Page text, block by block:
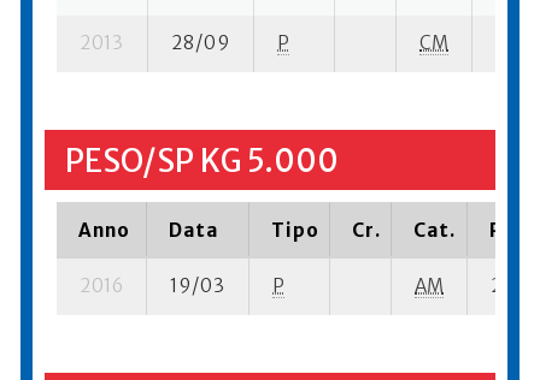
2013 28/09 P CM
PESO/SP KG 5.000
Anno Data Tipo Cr. Cat.
2016 19/03 P AM 2 se-